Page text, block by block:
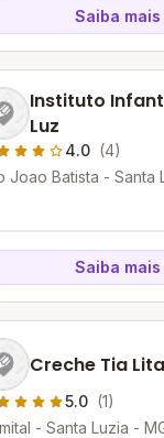
Saiba mais
Instituto
Luz
4.0 (4)
Joao Batista - Santa
Saiba mais
Creche Tia Lita
5.0 (1)
- Santa Luzia -